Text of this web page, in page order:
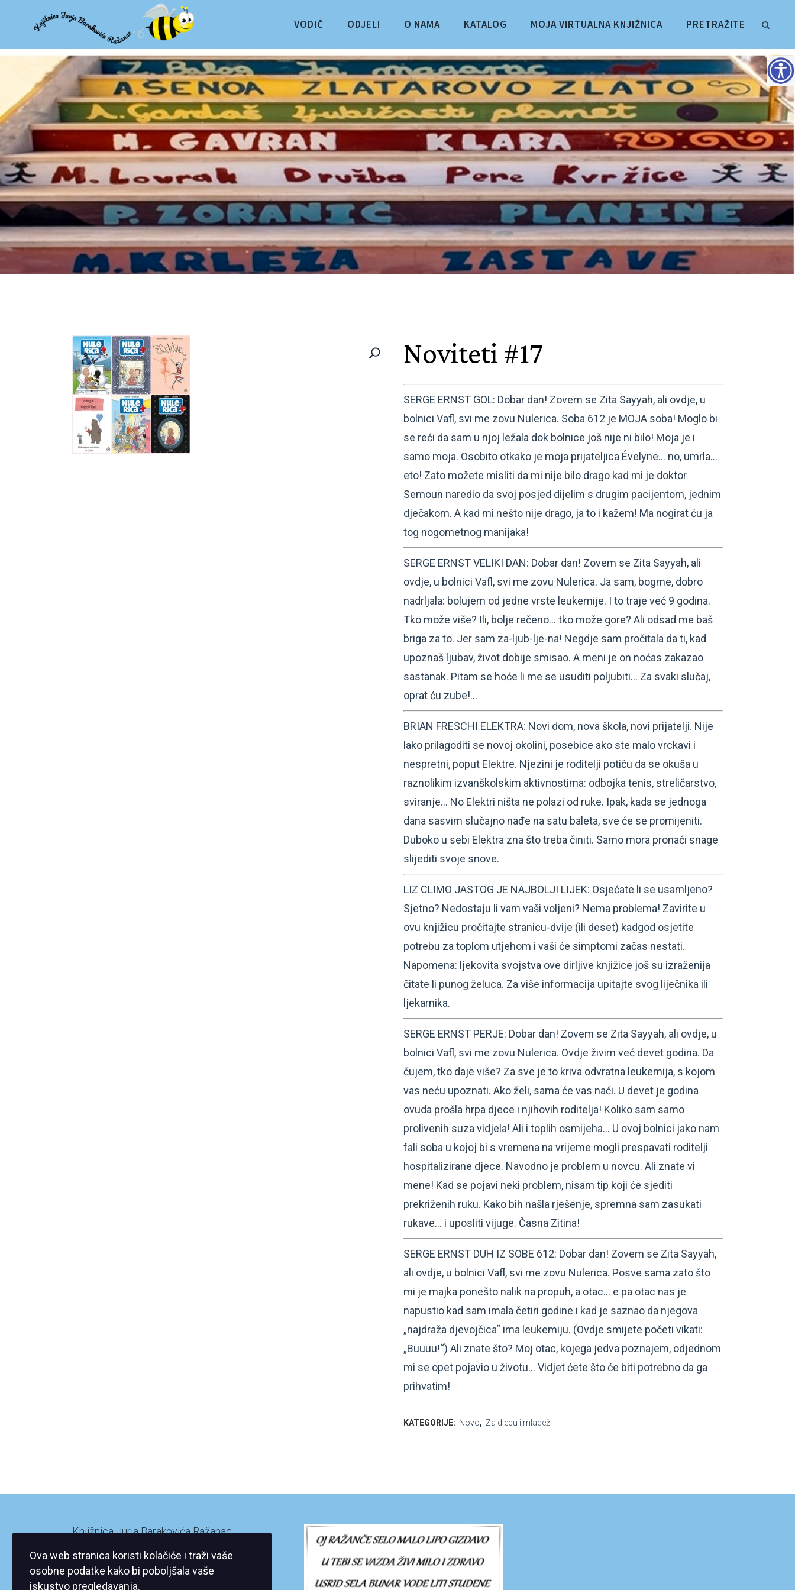
VODIČ ODJELI O NAMA KATALOG MOJA VIRTUALNA KNJIŽNICA PRETRAŽITE
Noviteti #17
SERGE ERNST GOL: Dobar dan! Zovem se Zita Sayyah, ali ovdje, u
bolnici Vafl, svi me zovu Nulerica. Soba 612 je MOJA soba! Moglo bi
se reći da sam u njoj ležala dok bolnice još nije ni bilo! Moja je i
samo moja. Osobito otkako je moja prijateljica Évelyne… no, umrla…
eto! Zato možete misliti da mi nije bilo drago kad mi je doktor
Semoun naredio da svoj posjed dijelim s drugim pacijentom, jednim
dječakom. A kad mi nešto nije drago, ja to i kažem! Ma nogirat ću ja
tog nogometnog manijaka!
SERGE ERNST VELIKI DAN: Dobar dan! Zovem se Zita Sayyah, ali
ovdje, u bolnici Vafl, svi me zovu Nulerica. Ja sam, bogme, dobro
nadrljala: bolujem od jedne vrste leukemije. I to traje već 9 godina.
Tko može više? Ili, bolje rečeno… tko može gore? Ali odsad me baš
briga za to. Jer sam za-ljub-lje-na! Negdje sam pročitala da ti, kad
upoznaš ljubav, život dobije smisao. A meni je on noćas zakazao
sastanak. Pitam se hoće li me se usuditi poljubiti… Za svaki slučaj,
oprat ću zube!…
BRIAN FRESCHI ELEKTRA: Novi dom, nova škola, novi prijatelji. Nije
lako prilagoditi se novoj okolini, posebice ako ste malo vrckavi i
nespretni, poput Elektre. Njezini je roditelji potiču da se okuša u
raznolikim izvanškolskim aktivnostima: odbojka tenis, streličarstvo,
sviranje… No Elektri ništa ne polazi od ruke. Ipak, kada se jednoga
dana sasvim slučajno nađe na satu baleta, sve će se promijeniti.
Duboko u sebi Elektra zna što treba činiti. Samo mora pronaći snage
slijediti svoje snove.
LIZ CLIMO JASTOG JE NAJBOLJI LIJEK: Osjećate li se usamljeno?
Sjetno? Nedostaju li vam vaši voljeni? Nema problema! Zavirite u
ovu knjižicu pročitajte stranicu-dvije (ili deset) kadgod osjetite
potrebu za toplom utjehom i vaši će simptomi začas nestati.
Napomena: ljekovita svojstva ove dirljive knjižice još su izraženija
čitate li punog želuca. Za više informacija upitajte svog liječnika ili
ljekarnika.
SERGE ERNST PERJE: Dobar dan! Zovem se Zita Sayyah, ali ovdje, u
bolnici Vafl, svi me zovu Nulerica. Ovdje živim već devet godina. Da
čujem, tko daje više? Za sve je to kriva odvratna leukemija, s kojom
vas neću upoznati. Ako želi, sama će vas naći. U devet je godina
ovuda prošla hrpa djece i njihovih roditelja! Koliko sam samo
prolivenih suza vidjela! Ali i toplih osmijeha… U ovoj bolnici jako nam
fali soba u kojoj bi s vremena na vrijeme mogli prespavati roditelji
hospitalizirane djece. Navodno je problem u novcu. Ali znate vi
mene! Kad se pojavi neki problem, nisam tip koji će sjediti
prekriženih ruku. Kako bih našla rješenje, spremna sam zasukati
rukave… i uposliti vijuge. Časna Zitina!
SERGE ERNST DUH IZ SOBE 612: Dobar dan! Zovem se Zita Sayyah,
ali ovdje, u bolnici Vafl, svi me zovu Nulerica. Posve sama zato što
mi je majka ponešto nalik na propuh, a otac… e pa otac nas je
napustio kad sam imala četiri godine i kad je saznao da njegova
„najdraža djevojčica“ ima leukemiju. (Ovdje smijete početi vikati:
„Buuuu!“) Ali znate što? Moj otac, kojega jedva poznajem, odjednom
mi se opet pojavio u životu… Vidjet ćete što će biti potrebno da ga
prihvatim!
KATEGORIJE: Novo, Za djecu i mladež
Knjižnica Jurja Barakovića Ražanac
23248 Ražanac
Ova web stranica koristi kolačiće i traži vaše
osobne podatke kako bi poboljšala vaše
iskustvo pregledavanja.